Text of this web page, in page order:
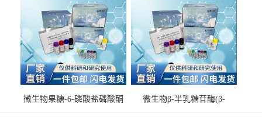
微生物果糖-6-磷酸盐磷酸酮
微生物β-半乳糖苷酶(β-